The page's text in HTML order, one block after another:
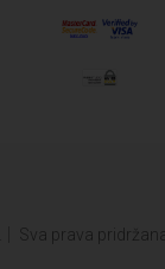
Sva prava